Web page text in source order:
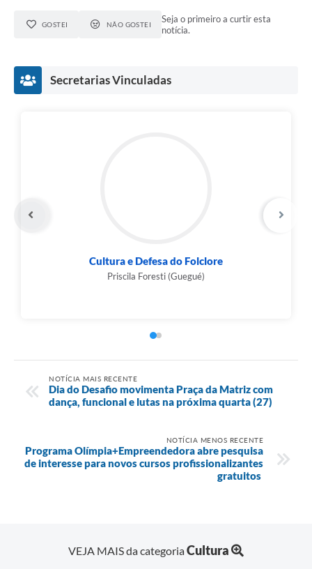
GOSTEI NÃO GOSTEI
Seja o primeiro a curtir esta
notícia.
Secretarias Vinculadas
Inovação, Tecnologia e Desenvolvimento
Econômico...
NOTÍCIA MAIS RECENTE
Dia do Desafio movimenta Praça da Matriz com
dança, funcional e lutas na próxima quarta (27)
NOTÍCIA MENOS RECENTE
Programa Olímpia+Empreendedora abre pesquisa
de interesse para novos cursos profissionalizantes
gratuitos
VEJA MAIS da categoriaCultura